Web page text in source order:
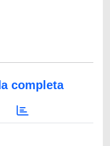
completa